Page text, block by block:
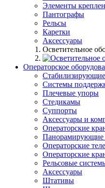
Элементы
Пантографы
Рельсы
Каретки
Аксессуары
Осветительное
Операторское
Системы
Плечевые упоры
Стедикамы
Суппорты
Аксессуары и
Операторские
Панорамирующие
Операторские
Операторские
Рельсовые
Аксессуары
Штативы